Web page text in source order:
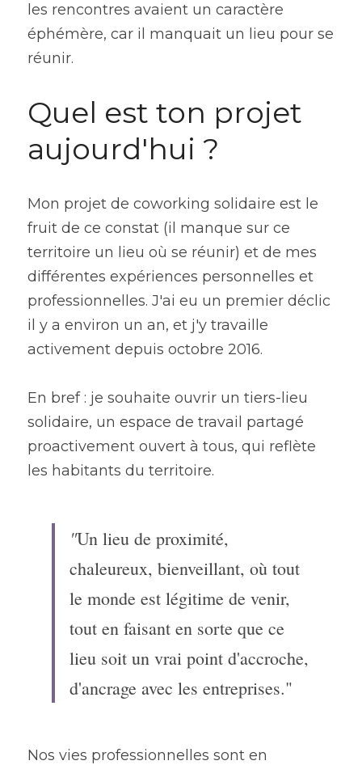
les rencontres avaient un caractère
éphémère, car il manquait un lieu pour se
réunir.
Quel est ton projet
aujourd'hui ?
Mon projet de coworking solidaire est le
fruit de ce constat (il manque sur ce
territoire un lieu où se réunir) et de mes
différentes expériences personnelles et
professionnelles. J'ai eu un premier déclic
il y a environ un an, et j'y travaille
activement depuis octobre 2016.
En bref : je souhaite ouvrir un tiers-lieu
solidaire, un espace de travail partagé
proactivement ouvert à tous, qui reflète
les habitants du territoire.
"Un lieu de proximité,
chaleureux, bienveillant, où tout
le monde est légitime de venir,
tout en faisant en sorte que ce
lieu soit un vrai point d'accroche,
d'ancrage avec les entreprises."
Nos vies professionnelles sont en